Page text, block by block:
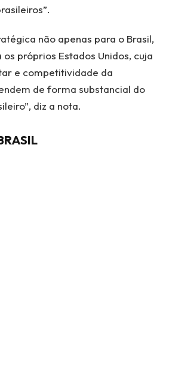
não apenas para o Brasil,
próprios Estados Unidos, cuja
e competitividade da
de forma substancial do
diz a nota.